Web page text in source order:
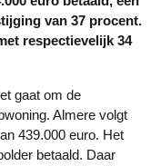
van 37 procent.
respectievelijk 34
Almere volgt
439.000 euro. Het
betaald. Daar